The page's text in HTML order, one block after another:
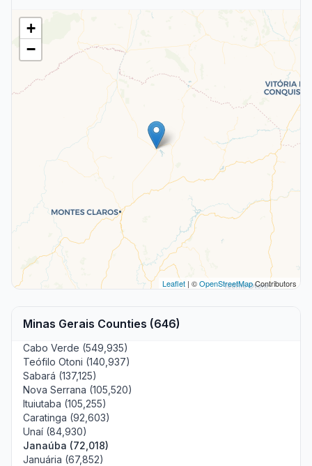
+
−
Leaflet | ©OpenStreetMapContributors
Minas Gerais Counties (646)
Cabo Verde (549,935)
Teófilo Otoni (140,937)
Sabará (137,125)
Nova Serrana (105,520)
Ituiutaba (105,255)
Caratinga (92,603)
Unaí (84,930)
Janaúba (72,018)
Januária (67,852)